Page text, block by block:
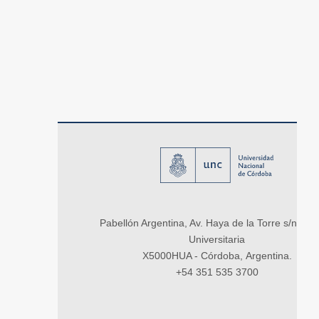
Pabellón Argentina, Av. Haya de la Torre s/n,
Universitaria
X5000HUA - Córdoba, Argentina.
+54 351 535 3700